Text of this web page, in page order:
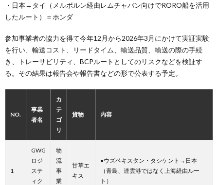
・日本→タイ（メルボルン経由レムチャバン向けでRORO船を活用
したルート）＝ホンダ
参加事業者の協力を得て今年12月から2026年3月にかけて実証実験
を行い、輸送コスト、リードタイム、輸送品質、輸送の際の手続
き、トレーサビリティ、BCPルートとしてのリスクなどを検証す
る。その結果は報告会や報告書などの形で公表する予定。
NO.
事業
者名
カ
テ
ゴ
リ
貨物 内容
1
GWG
ロジ
ステ
ィク
物
流
事
業
甘草エ
キス
●ウズベキスタン・タシケント→日本
（青島、連雲港ではなく上海経由ルー
ト）